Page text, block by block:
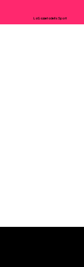
LaGazzetadelloSport